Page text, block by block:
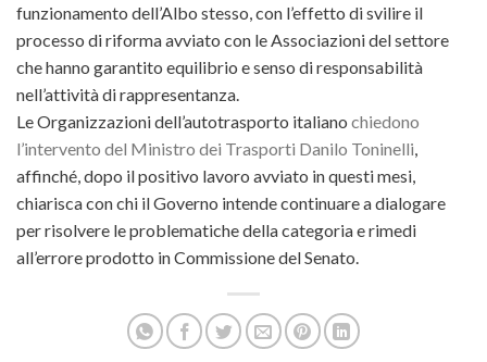
funzionamento dell’Albo stesso, con l’effetto di svilire il
processo di riforma avviato con le Associazioni del settore
che hanno garantito equilibrio e senso di responsabilità
nell’attività di rappresentanza.
Le Organizzazioni dell’autotrasporto italiano chiedono
l’intervento del Ministro dei Trasporti Danilo Toninelli
affinché, dopo il positivo lavoro avviato in questi mesi,
chiarisca con chi il Governo intende continuare a dialogare
per risolvere le problematiche della categoria e rimedi
all’errore prodotto in Commissione del Senato.